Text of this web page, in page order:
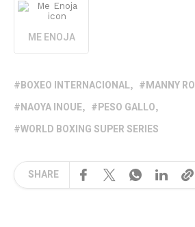
ME ENOJA
BOXEO INTERNACIONAL
MANNY
NAOYA INOUE
PESO GALLO
WORLD BOXING SUPER SERIES
SHARE